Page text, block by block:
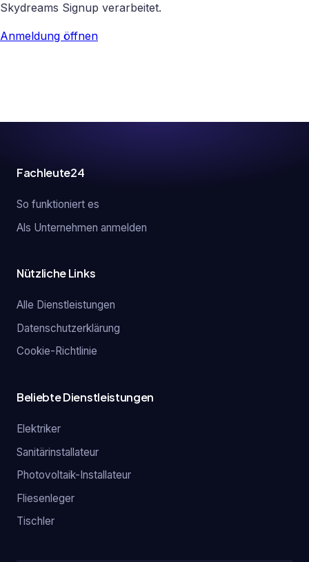
Skydreams Signup verarbeitet.
Anmeldung öffnen
Fachleute24
So funktioniert es
Als Unternehmen anmelden
Nützliche Links
Alle Dienstleistungen
Datenschutzerklärung
Cookie-Richtlinie
Beliebte Dienstleistungen
Elektriker
Sanitärinstallateur
Photovoltaik-Installateur
Fliesenleger
Tischler